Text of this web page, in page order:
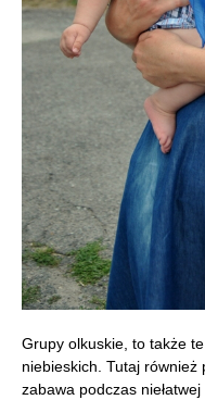
Grupy olkuskie, to także
niebieskich. Tutaj
zabawa podczas